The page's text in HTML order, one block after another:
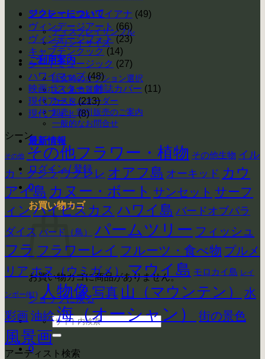
ジクレーについて
ディスプレイサンプル
プリントサイズ
ご利用案内
注文時のオプション選択
よくある質問
カスタムオーダー
卸売・割引販売のご案内
一般的なお問合せ
最新情報
ログイン / 登録
0
お買い物カゴ
お買い物カゴに商品がありません。
ショップに戻る
検
索
対
象:
0
アンティークハワイアナ (49)
ヴィンデージアート (66)
ヴィンテージフォト (23)
キャプテンクック (14)
シートミュージック (27)
ハワイマップ (48)
映画ポスター・雑誌カバー (11)
現代アート (213)
現代フォト (8)
シーン
その他 その他フラワー・植物 その他生物 イル
カ・クジラ ウクレレ オアフ島 オーキッド カウ
アイ島 カヌー・ボート サンセット サーフ
ィンハイビスカス ハワイ島 バードオブパラ
ダイス バード（鳥） パームツリー フィッシュ
フラ フラワーレイ フルーツ・食べ物 プルメ
リア ホヌ（ウミガメ） マウイ島 モロカイ島 レイ
ンボー(虹) 人物像写真 山（マウンテン）
水
彩画油絵海（オーシャン） 街の景色
風景画
アーティスト検索